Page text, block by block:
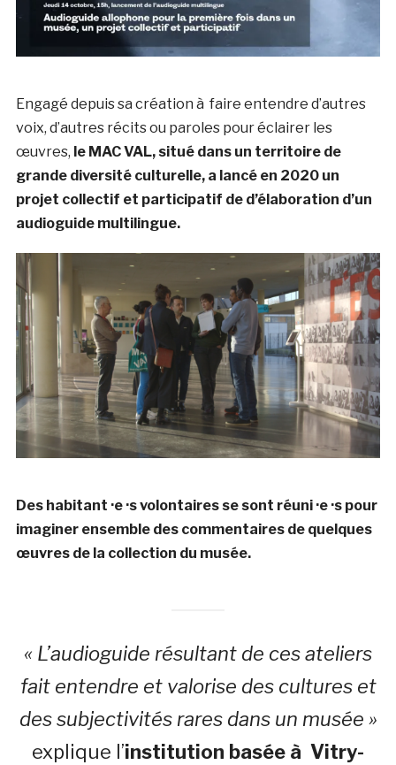
Engagé depuis sa création à faire entendre d’autres
voix, d’autres récits ou paroles pour éclairer les
œuvres, le MAC VAL, situé dans un territoire de
grande diversité culturelle, a lancé en 2020 un
projet collectif et participatif de d’élaboration d’un
audioguide multilingue.
Des habitant ·e ·s volontaires se sont réuni ·e ·s pour
imaginer ensemble des commentaires de quelques
œuvres de la collection du musée.
« L’audioguide résultant de ces ateliers
fait entendre et valorise des cultures et
des subjectivités rares dans un musée »
explique l’institution basée à Vitry-